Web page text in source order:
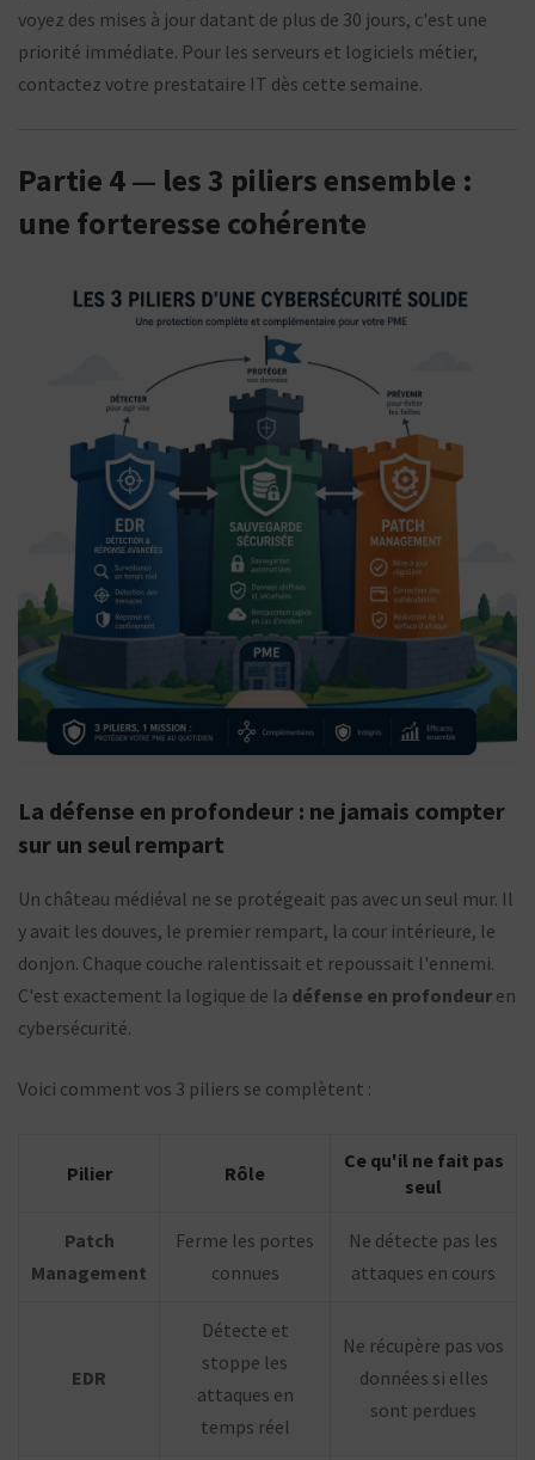
voyez des mises à jour datant de plus de 30 jours, c'est une
priorité immédiate. Pour les serveurs et logiciels métier,
contactez votre prestataire IT dès cette semaine.
Partie 4 — les 3 piliers ensemble :
une forteresse cohérente
La défense en profondeur : ne jamais compter
sur un seul rempart
Un château médiéval ne se protégeait pas avec un seul mur. Il
y avait les douves, le premier rempart, la cour intérieure, le
donjon. Chaque couche ralentissait et repoussait l'ennemi.
C'est exactement la logique de la défense en profondeur en
cybersécurité.
Voici comment vos 3 piliers se complètent :
Pilier Rôle
Ce qu'il ne fait pas
seul
Patch
Management
Ferme les portes
connues
Ne détecte pas les
attaques en cours
EDR
Détecte et
stoppe les
attaques en
temps réel
Ne récupère pas vos
données si elles
sont perdues